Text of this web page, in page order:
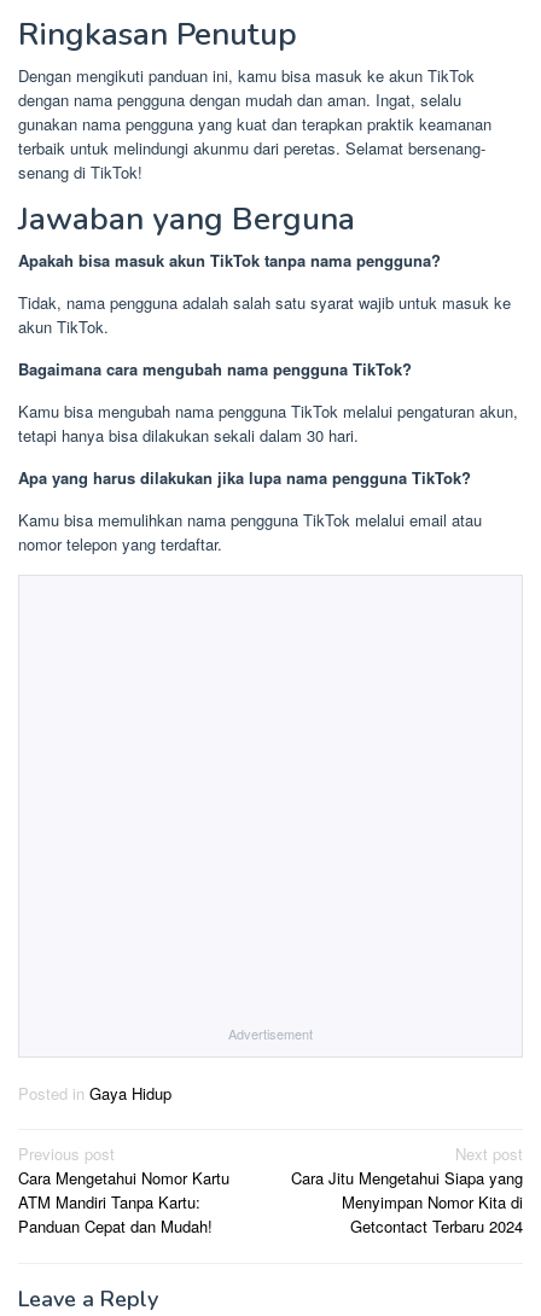
Ringkasan Penutup
Dengan mengikuti panduan ini, kamu bisa masuk ke akun TikTok
dengan nama pengguna dengan mudah dan aman. Ingat, selalu
gunakan nama pengguna yang kuat dan terapkan praktik keamanan
terbaik untuk melindungi akunmu dari peretas. Selamat bersenang-
senang di TikTok!
Jawaban yang Berguna
Apakah bisa masuk akun TikTok tanpa nama pengguna?
Tidak, nama pengguna adalah salah satu syarat wajib untuk masuk ke
akun TikTok.
Bagaimana cara mengubah nama pengguna TikTok?
Kamu bisa mengubah nama pengguna TikTok melalui pengaturan akun,
tetapi hanya bisa dilakukan sekali dalam 30 hari.
Apa yang harus dilakukan jika lupa nama pengguna TikTok?
Kamu bisa memulihkan nama pengguna TikTok melalui email atau
nomor telepon yang terdaftar.
Advertisement
Posted in Gaya Hidup
Post
navigation
Previous post
Cara Mengetahui Nomor Kartu
ATM Mandiri Tanpa Kartu:
Panduan Cepat dan Mudah!
Next post
Cara Jitu Mengetahui Siapa yang
Menyimpan Nomor Kita di
Getcontact Terbaru 2024
Leave a Reply